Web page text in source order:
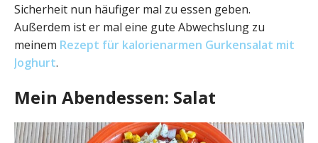
Sicherheit nun häufiger mal zu essen geben.
Außerdem ist er mal eine gute Abwechslung zu
meinem Rezept für kalorienarmen Gurkensalat mit
Joghurt.
Mein Abendessen: Salat